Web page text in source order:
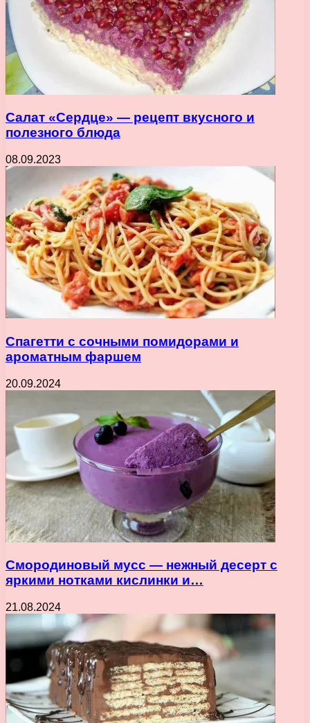
Салат «Сердце» — рецепт вкусного и
полезного блюда
08.09.2023
Спагетти с сочными помидорами и
ароматным фаршем
20.09.2024
Смородиновый мусс — нежный десерт с
яркими нотками кислинки и…
21.08.2024